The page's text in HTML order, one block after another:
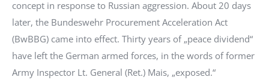
concept in response to Russian aggression. About 20 days
later, the Bundeswehr Procurement Acceleration Act
(BwBBG) came into effect. Thirty years of „peace dividend“
have left the German armed forces, in the words of former
Army Inspector Lt. General (Ret.) Mais, „exposed.“